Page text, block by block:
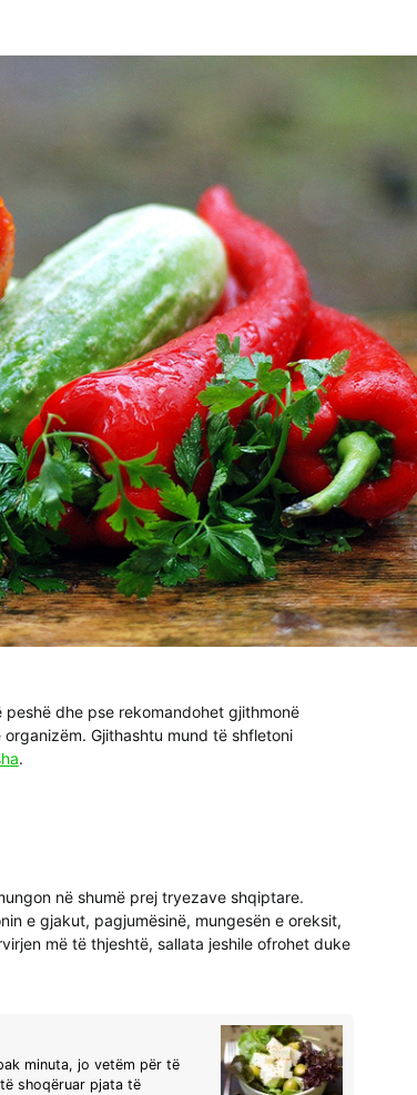
dhe pse rekomandohet gjithmonë
Gjithashtu mund të shfletoni
.
në shumë prej tryezave shqiptare.
e gjakut, pagjumësinë, mungesën e oreksit,
më të thjeshtë, sallata jeshile ofrohet duke
minuta, jo vetëm për të
shoqëruar pjata të